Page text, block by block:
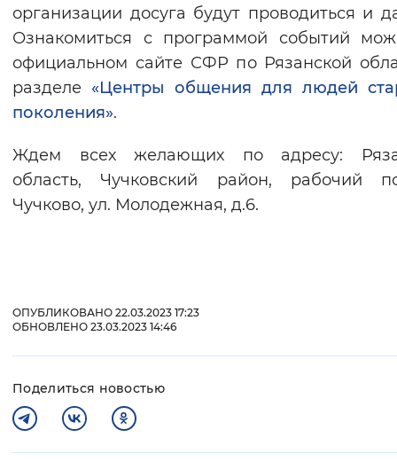
организации досуга будут проводиться и
Ознакомиться с программой событий
официальном сайте СФР по Рязанской
разделе «Центры общения для людей
поколения».
Ждем всех желающих по адресу:
область, Чучковский район, рабочий
Чучково, ул. Молодежная, д.6.
ОПУБЛИКОВАНО 22.03.2023 17:23
ОБНОВЛЕНО 23.03.2023 14:46
Поделиться новостью